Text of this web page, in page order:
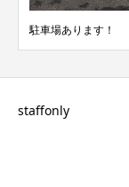
駐車場あります！
staffonly